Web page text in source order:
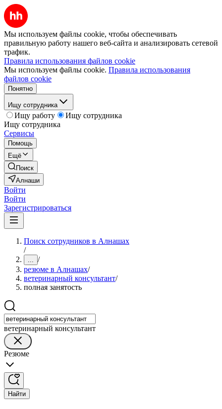
Мы используем файлы cookie, чтобы обеспечивать
правильную работу нашего веб-сайта и анализировать сетевой
трафик.
Правила использования файлов cookie
Мы используем файлы cookie. Правила использования
файлов cookie
Понятно
Ищу сотрудника
Ищу работу
Ищу сотрудника
Ищу сотрудника
Сервисы
Помощь
Ещё
Поиск
Алнаши
Войти
Войти
Зарегистрироваться
Поиск сотрудников в Алнашах
/
... /
резюме в Алнашах/
ветеринарный консультант/
полная занятость
ветеринарный консультант
Резюме
Найти